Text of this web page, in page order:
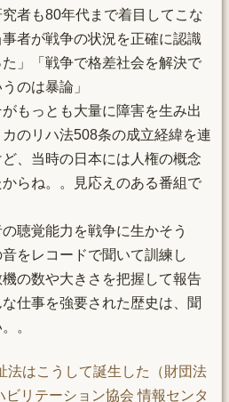
者も80年代まで着目してこな
者が戦争の状況を正確に認識
」「戦争で格差社会を解決で
のは暴論」
がもっとも大量に障害を生み出
のリハ法508条の成立経緯を連
、当時の日本には人権の概念
らね。。見応えのある番組で
聴覚能力を戦争に生かそう
をレコードで聞いて訓練し
の数や大きさを把握して報告
仕事を強要された歴史は、聞
。
法はこうして誕生した（財団法
ビリテーション協会 情報センタ